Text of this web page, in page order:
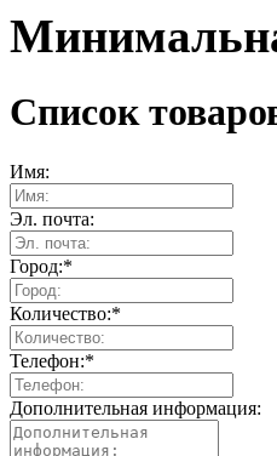
Список
Имя:
Эл. почта:
Город:*
Количество:*
Телефон:*
Дополнительная информация: